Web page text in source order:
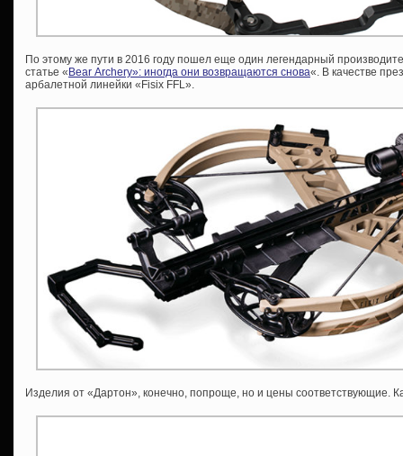
По этому же пути в 2016 году пошел еще один легендарный
статье «Bear Archery»: иногда они возвращаются снова«. В качестве
арбалетной линейки «Fisix FFL».
Изделия от «Дартон», конечно, попроще, но и цены соответствующие.